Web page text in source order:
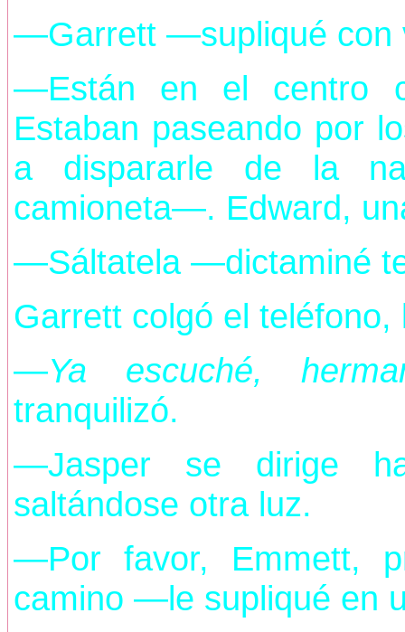
—Garrett —supliqué con
—Están en el centro
Estaban paseando por
a dispararle de la
camioneta—. Edward,
—Sáltatela —dictaminé
Garrett colgó el
—Ya escuché,
tranquilizó.
—Jasper se dirige
saltándose otra luz.
—Por favor, Emmett,
camino —le supliqué en